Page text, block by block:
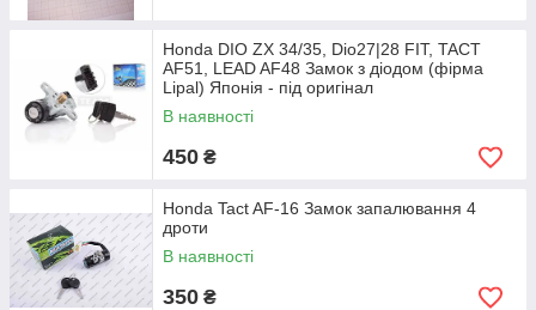
Honda DIO ZX 34/35, Dio27|28 FIT, TACT
AF51, LEAD AF48 Замок з діодом (фірма
Lipal) Японія - під оригінал
В наявності
450 ₴
Honda Tact AF-16 Замок запалювання 4
дроти
В наявності
350 ₴